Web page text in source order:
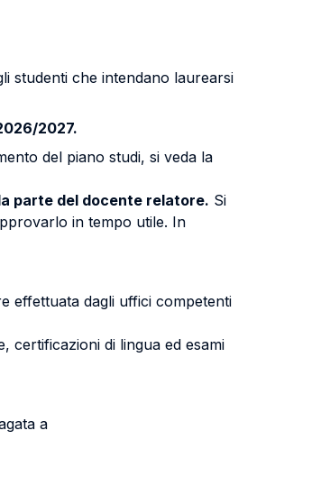
studenti che intendano laurearsi
2027.
del piano studi, si veda la
parte del docente relatore. Si
in tempo utile. In
effettuata dagli uffici competenti
certificazioni di lingua ed esami
a